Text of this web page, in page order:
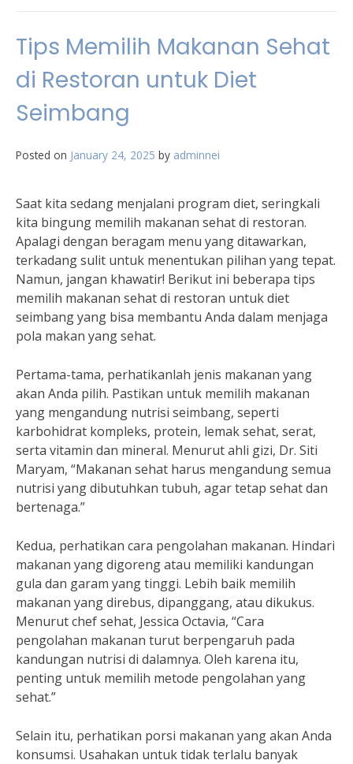
Tips Memilih Makanan Sehat
di Restoran untuk Diet
Seimbang
Posted on January 24, 2025 by adminnei
Saat kita sedang menjalani program diet, seringkali
kita bingung memilih makanan sehat di restoran.
Apalagi dengan beragam menu yang ditawarkan,
terkadang sulit untuk menentukan pilihan yang tepat.
Namun, jangan khawatir! Berikut ini beberapa tips
memilih makanan sehat di restoran untuk diet
seimbang yang bisa membantu Anda dalam menjaga
pola makan yang sehat.
Pertama-tama, perhatikanlah jenis makanan yang
akan Anda pilih. Pastikan untuk memilih makanan
yang mengandung nutrisi seimbang, seperti
karbohidrat kompleks, protein, lemak sehat, serat,
serta vitamin dan mineral. Menurut ahli gizi, Dr. Siti
Maryam, “Makanan sehat harus mengandung semua
nutrisi yang dibutuhkan tubuh, agar tetap sehat dan
bertenaga.”
Kedua, perhatikan cara pengolahan makanan. Hindari
makanan yang digoreng atau memiliki kandungan
gula dan garam yang tinggi. Lebih baik memilih
makanan yang direbus, dipanggang, atau dikukus.
Menurut chef sehat, Jessica Octavia, “Cara
pengolahan makanan turut berpengaruh pada
kandungan nutrisi di dalamnya. Oleh karena itu,
penting untuk memilih metode pengolahan yang
sehat.”
Selain itu, perhatikan porsi makanan yang akan Anda
konsumsi. Usahakan untuk tidak terlalu banyak